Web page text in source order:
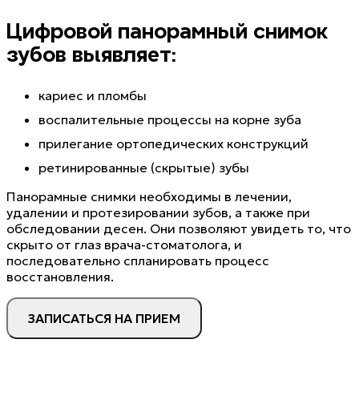
Цифровой панорамный снимок
зубов выявляет:
кариес и пломбы
воспалительные процессы на корне зуба
прилегание ортопедических конструкций
ретинированные (скрытые) зубы
Панорамные снимки необходимы в лечении,
удалении и протезировании зубов, а также при
обследовании десен. Они позволяют увидеть то, что
скрыто от глаз врача-стоматолога, и
последовательно спланировать процесс
восстановления.
ЗАПИСАТЬСЯ НА ПРИЕМ